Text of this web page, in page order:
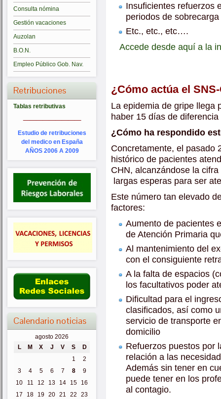
Consulta nómina
Gestión vacaciones
Auzolan
B.O.N.
Empleo Público Gob. Nav.
Retribuciones
Tablas retributivas
Estudio de retribuciones
del medico en España
AÑOS 2006 A 2009
Calendario noticias
agosto 2026
L
M X J V S
D
1
2
3
4 5 6 7 8
9
10
11 12 13 14 15
16
17
18 19 20 21 22
23
Insuficientes refuerzos
periodos de sobrecarga
Etc., etc., etc….
Accede desde aquí a la
¿Cómo actúa el
La epidemia de gripe llega
haber 15 días de
¿Cómo ha respondido
Concretamente, el pasado
histórico de pacientes
CHN, alcanzándose la
largas esperas para ser
Este número tan elevado
factores:
Aumento de pacientes
de Atención Primaria
Al mantenimiento del
con el consiguiente
A la falta de espacios
los facultativos poder
Dificultad para el
clasificados, así como
servicio de transporte
domicilio
Refuerzos puestos por
relación a las
Además sin tener en
puede tener en los
al contagio.